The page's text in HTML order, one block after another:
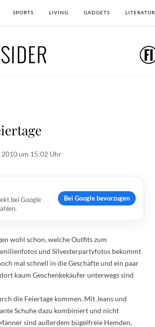
SPORTS LIVING GADGETS LITERATUR
2010 um 15:02 Uhr
bei Google
Bei Google bevorzugen
wohl schon, welche Outfits zum
und Silvesterpartyfotos bekommt
mal schnell in die Geschäfte und ein paar
kaum Geschenkekäufer unterwegs sind
die Feiertage kommen. Mit Jeans und
Schuhe dazu kombiniert und nicht
sind außerdem bügelfreie Hemden,